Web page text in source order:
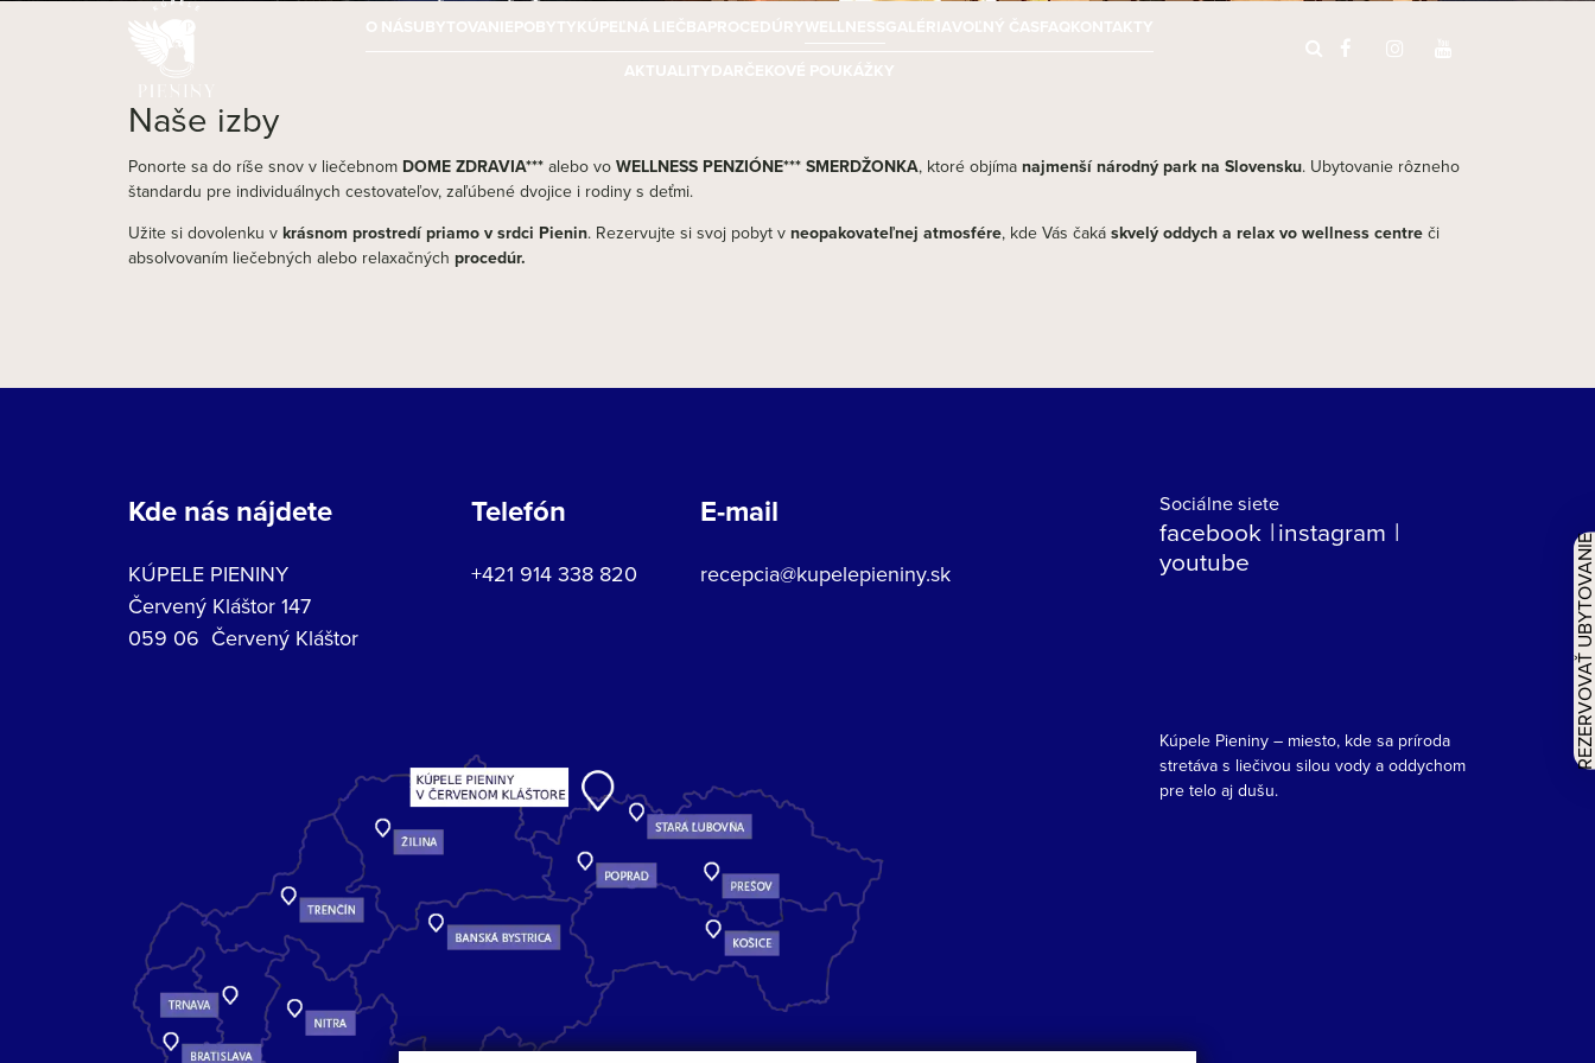
O NÁSUBYTOVANIEPOBYTYKÚPEĽNÁ LIEČBAPROCEDÚRYWELLNESSGALÉRIAVOĽNÝ ČASFAQKONTAKTY
AKTUALITYDARČEKOVÉ POUKÁŽKY
Naše izby
Ponorte sa do ríše snov v liečebnom DOME ZDRAVIA*** alebo vo WELLNESS PENZIÓNE*** SMERDŽONKA, ktoré objíma najmenší národný park na Slovensku. Ubytovanie rôzneho
štandardu pre individuálnych cestovateľov, zaľúbené dvojice i rodiny s deťmi.
Užite si dovolenku v krásnom prostredí priamo v srdci Pienin. Rezervujte si svoj pobyt v neopakovateľnej atmosfére, kde Vás čaká skvelý oddych a relax vo wellness centreči
absolvovaním liečebných alebo relaxačných procedúr.
Kde nás nájdete
KÚPELE PIENINY
Červený Kláštor 147
059 06 Červený Kláštor
Telefón
+421 914 338 820
E-mail
recepcia@kupelepieniny.sk
Sociálne siete
facebook instagram
youtube
Kúpele Pieniny – miesto, kde sa príroda
stretáva s liečivou silou vody a oddychom
pre telo aj dušu.